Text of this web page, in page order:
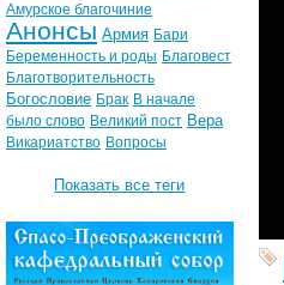
Амурское благочиние
Анонсы Армия Бари
Беременность и роды Благовест
Благотворительность
Богословие Брак В начале
было слово Великий пост Вера
Викариатство Вопросы
Показать все теги